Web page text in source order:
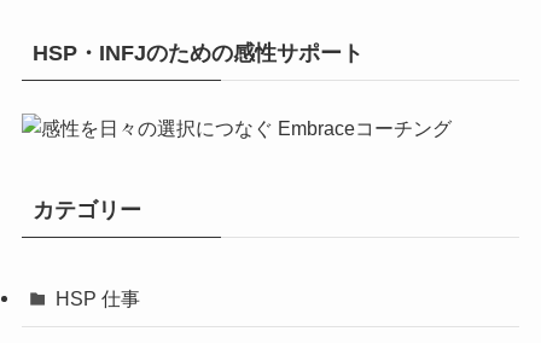
HSP・INFJのための感性サポート
カテゴリー
HSP 仕事